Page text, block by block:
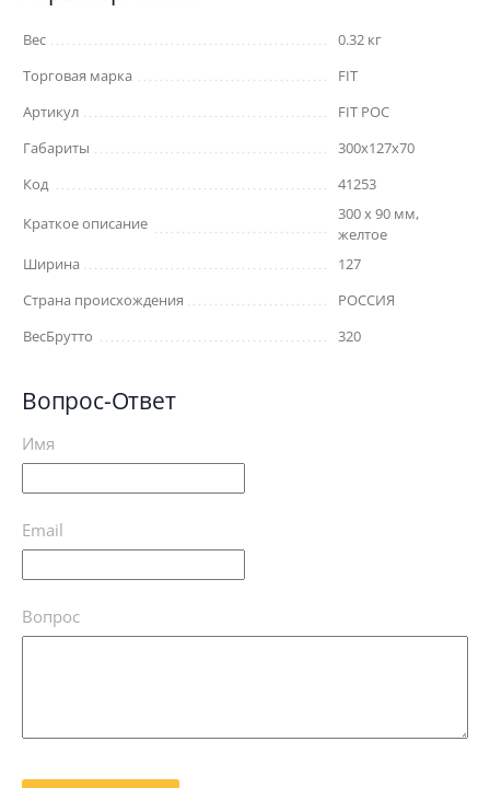
Вес
0.32 кг
Торговая марка
FIT
Артикул
FIT РОС
Габариты
300x127x70
Код
41253
Краткое описание
300 х 90 мм,
желтое
Ширина
127
Страна происхождения
РОССИЯ
ВесБрутто
320
Вопрос-Ответ
Имя
Email
Вопрос